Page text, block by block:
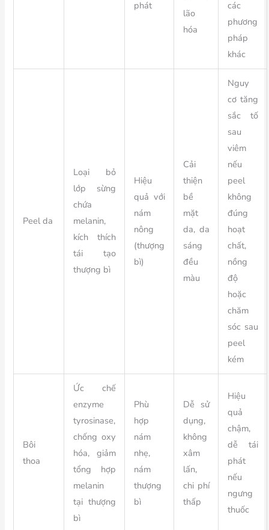
phát
lão
hóa
các
phương
pháp
khác
Peel da
Loại bỏ
lớp sừng
chứa
melanin,
kích thích
tái tạo
thượng bì
Hiệu
quả với
nám
nông
(thượng
bì)
Cải
thiện
bề
mặt
da, da
sáng
đều
màu
Nguy
cơ tăng
sắc tố
sau
viêm
nếu
peel
không
đúng
hoạt
chất,
nồng
độ
hoặc
chăm
sóc sau
peel
kém
Bôi
thoa
Ức chế
enzyme
tyrosinase,
chống oxy
hóa, giảm
tổng hợp
melanin
tại thượng
bì
Phù
hợp
nám
nhẹ,
nám
thượng
bì
Dễ sử
dụng,
không
xâm
lấn,
chi phí
thấp
Hiệu
quả
chậm,
dễ tái
phát
nếu
ngưng
thuốc